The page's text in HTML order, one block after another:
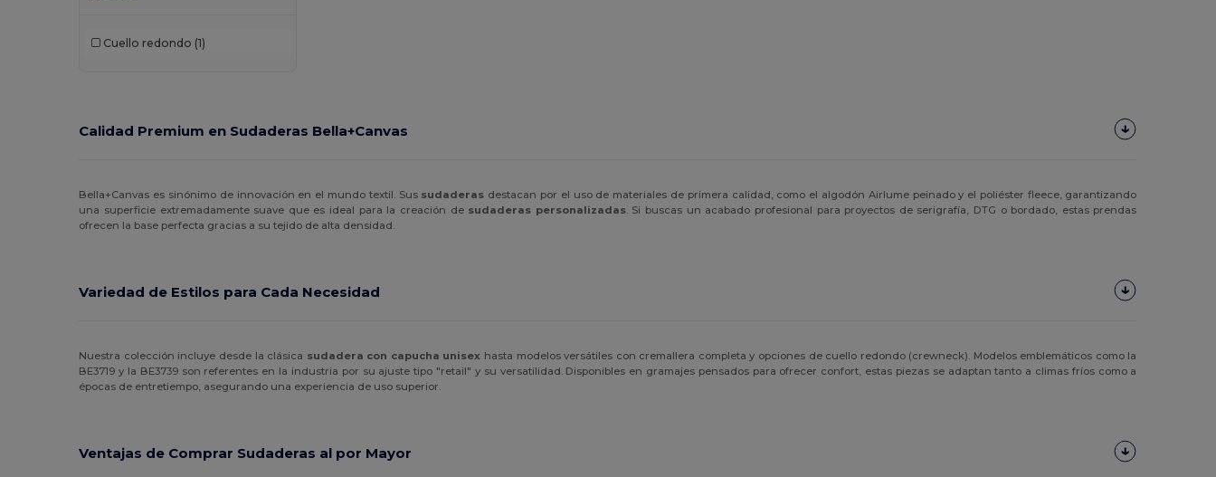
Henbury (20)
Just Cool (6)
Kariban (61)
Larkwood (1)
Lee (1)
Malfini (24)
Cuello redondo (1)
Calidad Premium en Sudaderas Bella+Canvas
Bella+Canvas es sinónimo de innovación en el mundo textil. Sus sudaderas destacan por el uso de materiales de primera calidad, como el algodón Airlume peinado y el poliéster fleece, garantizando
una superficie extremadamente suave que es ideal para la creación de sudaderas personalizadas. Si buscas un acabado profesional para proyectos de serigrafía, DTG o bordado, estas prendas
ofrecen la base perfecta gracias a su tejido de alta densidad.
Variedad de Estilos para Cada Necesidad
Nuestra colección incluye desde la clásica sudadera con capucha unisex hasta modelos versátiles con cremallera completa y opciones de cuello redondo (crewneck). Modelos emblemáticos como la
BE3719 y la BE3739 son referentes en la industria por su ajuste tipo "retail" y su versatilidad. Disponibles en gramajes pensados para ofrecer confort, estas piezas se adaptan tanto a climas fríos como a
épocas de entretiempo, asegurando una experiencia de uso superior.
Ventajas de Comprar Sudaderas al por Mayor